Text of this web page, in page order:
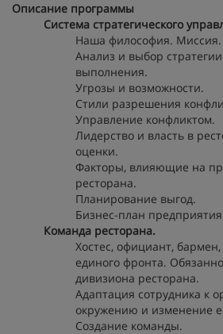
Описание программы
Система стратегического
Наша философия.
Анализ и выбор
выполнения.
Угрозы и возможности.
Стили разрешения
Управление конфликтом.
Лидерство и власть в
оценки.
Факторы, влияющие на
ресторана.
Планирование выгод.
Бизнес-план
Команда ресторана.
Хостес, официант,
единого фронта.
дивизиона ресторана.
Адаптация сотрудника к
окружению и изменение
Создание команды.